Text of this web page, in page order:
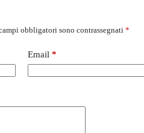
obbligatori sono contrassegnati *
Email *